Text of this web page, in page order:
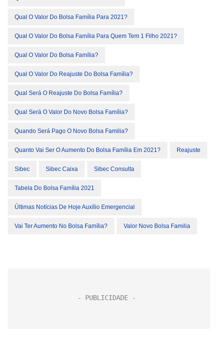
Qual O Valor Do Bolsa Família Para 2021?
Qual O Valor Do Bolsa Família Para Quem Tem 1 Filho 2021?
Qual O Valor Do Bolsa Família?
Qual O Valor Do Reajuste Do Bolsa Família?
Qual Será O Reajuste Do Bolsa Família?
Qual Será O Valor Do Novo Bolsa Família?
Quando Será Pago O Novo Bolsa Familia?
Quanto Vai Ser O Aumento Do Bolsa Família Em 2021? Reajuste
Sibec Sibec Caixa Sibec Consulta
Tabela Do Bolsa Família 2021
Últimas Notícias De Hoje Auxílio Emergencial
Vai Ter Aumento No Bolsa Família? Valor Novo Bolsa Familia